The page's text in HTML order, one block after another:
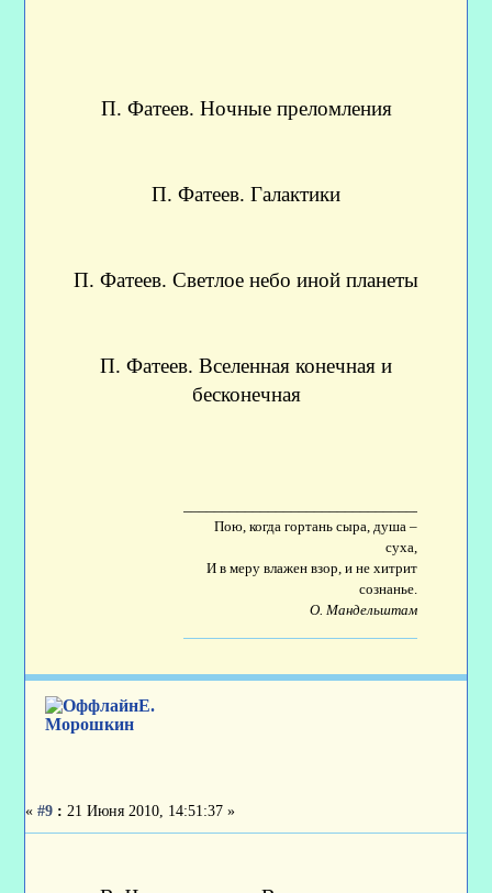
П. Фатеев. Ночные преломления
П. Фатеев. Галактики
П. Фатеев. Светлое небо иной планеты
П. Фатеев. Вселенная конечная и
бесконечная
Пою, когда гортань сыра, душа –
суха,
И в меру влажен взор, и не хитрит
сознанье.
О. Мандельштам
Е.
Морошкин
«#9 : 21 Июня 2010, 14:51:37 »